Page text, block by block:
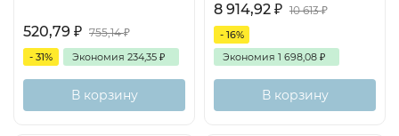
520,79 ₽ 755,14₽
- 31% Экономия 234,35 ₽
В корзину
8 914,92 ₽ 10 613₽
- 16%
Экономия 1 698,08 ₽
В корзину